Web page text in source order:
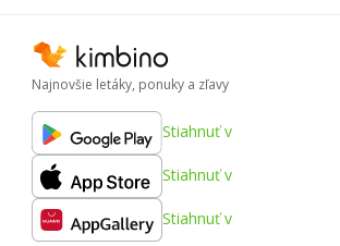
Najnovšie letáky, ponuky a zľavy
Stiahnuť v
Stiahnuť v
Stiahnuť v